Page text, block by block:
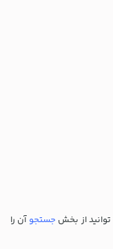
از بخش جستجو آن را